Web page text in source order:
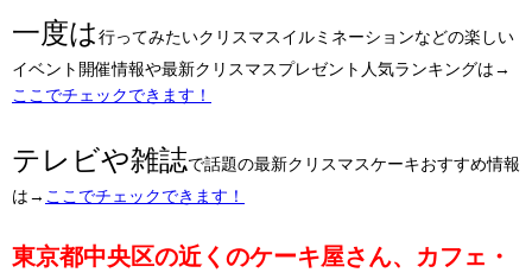
一度は行ってみたいクリスマスイルミネーションなどの楽しい
イベント開催情報や最新クリスマスプレゼント人気ランキングは→
ここでチェックできます！
テレビや雑誌で話題の最新クリスマスケーキおすすめ情報
は→ ここでチェックできます！
東京都中央区の近くのケーキ屋さん、カフェ・